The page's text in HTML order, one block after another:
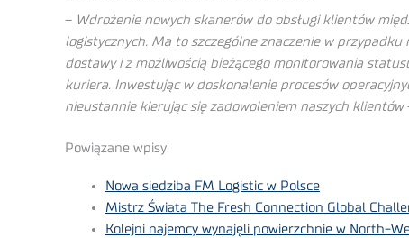
– Wdrożenie nowych skanerów do obsługi klientów
logistycznych. Ma to szczególne znaczenie w
dostawy i z możliwością bieżącego monitorowania
kuriera. Inwestując w doskonalenie procesów
nieustannie kierując się zadowoleniem naszych klientów
Powiązane wpisy:
Nowa siedziba FM Logistic w Polsce
Mistrz Świata The Fresh Connection Global
Kolejni najemcy wynajęli powierzchnie w North-